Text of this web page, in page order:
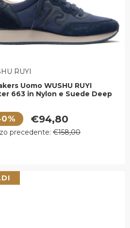
RUYI
Uomo WUSHU RUYI
663 in Nylon e Suede Deep
di vendita
€94,80
regolare
precedente: €158,00